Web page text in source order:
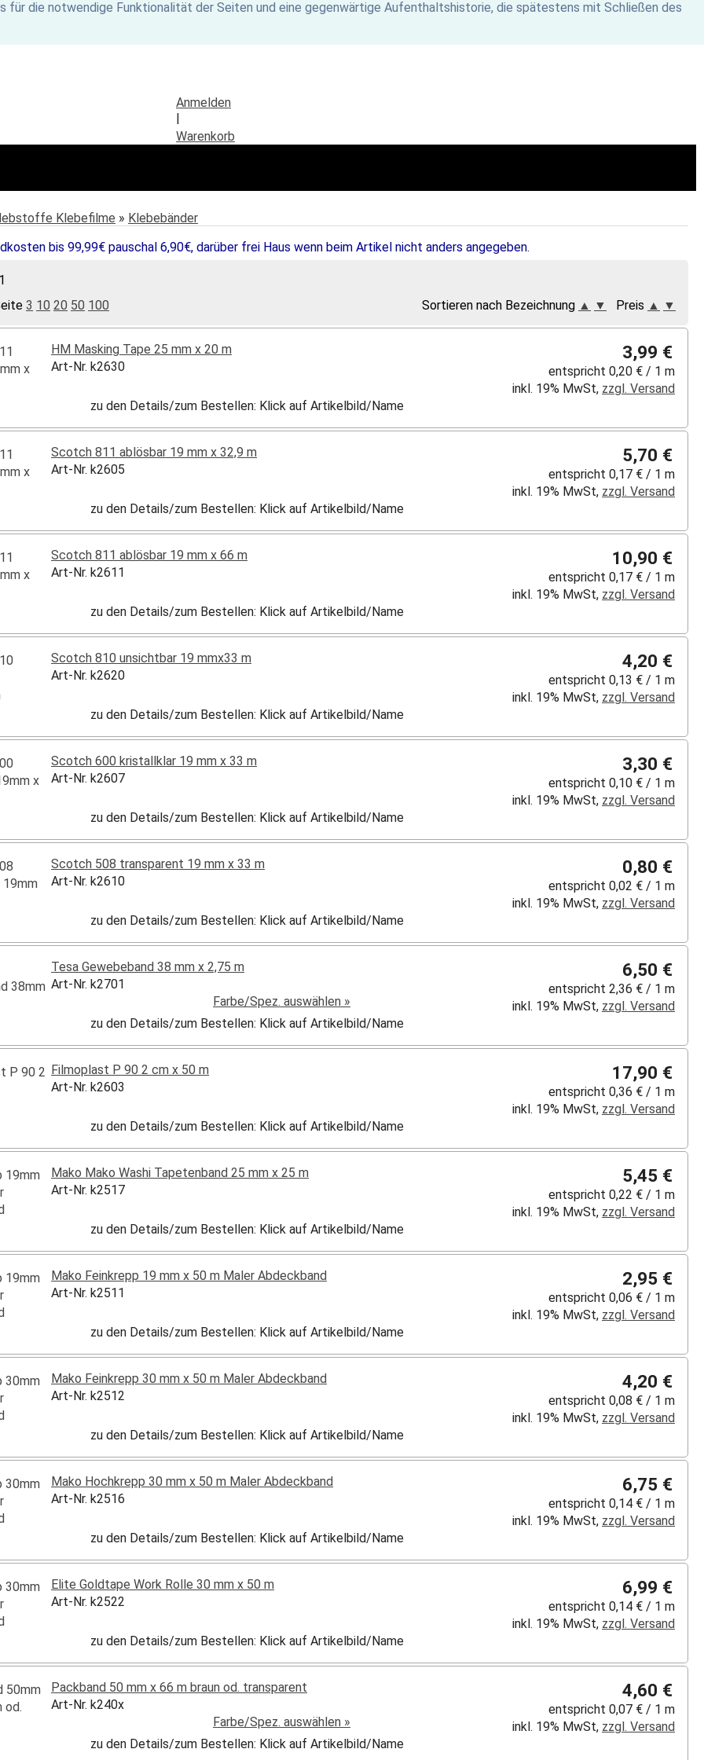
für die notwendige Funktionalität der Seiten und eine gegenwärtige Aufenthaltshistorie, die spätestens mit Schließen des
Anmelden
|
Warenkorb
Klebefilme » Klebebänder
bis 99,99€ pauschal 6,90€, darüber frei Haus wenn beim Artikel nicht anders angegeben.
3 10 20 50 100 Sortieren nach Bezeichnung ▲ ▼ Preis ▲ ▼
3,99 €
entspricht 0,20 € / 1 m
inkl. 19% MwSt, zzgl. Versand
HM Masking Tape 25 mm x 20 m
Art-Nr. k2630
zu den Details/zum Bestellen: Klick auf Artikelbild/Name
5,70 €
entspricht 0,17 € / 1 m
inkl. 19% MwSt, zzgl. Versand
Scotch 811 ablösbar 19 mm x 32,9 m
Art-Nr. k2605
zu den Details/zum Bestellen: Klick auf Artikelbild/Name
10,90 €
entspricht 0,17 € / 1 m
inkl. 19% MwSt, zzgl. Versand
Scotch 811 ablösbar 19 mm x 66 m
Art-Nr. k2611
zu den Details/zum Bestellen: Klick auf Artikelbild/Name
4,20 €
entspricht 0,13 € / 1 m
inkl. 19% MwSt, zzgl. Versand
Scotch 810 unsichtbar 19 mmx33 m
Art-Nr. k2620
zu den Details/zum Bestellen: Klick auf Artikelbild/Name
3,30 €
entspricht 0,10 € / 1 m
inkl. 19% MwSt, zzgl. Versand
Scotch 600 kristallklar 19 mm x 33 m
Art-Nr. k2607
zu den Details/zum Bestellen: Klick auf Artikelbild/Name
0,80 €
entspricht 0,02 € / 1 m
inkl. 19% MwSt, zzgl. Versand
Scotch 508 transparent 19 mm x 33 m
Art-Nr. k2610
zu den Details/zum Bestellen: Klick auf Artikelbild/Name
6,50 €
entspricht 2,36 € / 1 m
inkl. 19% MwSt, zzgl. Versand
Tesa Gewebeband 38 mm x 2,75 m
Art-Nr. k2701
Farbe/Spez. auswählen »
zu den Details/zum Bestellen: Klick auf Artikelbild/Name
17,90 €
entspricht 0,36 € / 1 m
inkl. 19% MwSt, zzgl. Versand
Filmoplast P 90 2 cm x 50 m
Art-Nr. k2603
zu den Details/zum Bestellen: Klick auf Artikelbild/Name
5,45 €
entspricht 0,22 € / 1 m
inkl. 19% MwSt, zzgl. Versand
Mako Mako Washi Tapetenband 25 mm x 25 m
Art-Nr. k2517
zu den Details/zum Bestellen: Klick auf Artikelbild/Name
2,95 €
entspricht 0,06 € / 1 m
inkl. 19% MwSt, zzgl. Versand
Mako Feinkrepp 19 mm x 50 m Maler Abdeckband
Art-Nr. k2511
zu den Details/zum Bestellen: Klick auf Artikelbild/Name
4,20 €
entspricht 0,08 € / 1 m
inkl. 19% MwSt, zzgl. Versand
Mako Feinkrepp 30 mm x 50 m Maler Abdeckband
Art-Nr. k2512
zu den Details/zum Bestellen: Klick auf Artikelbild/Name
6,75 €
entspricht 0,14 € / 1 m
inkl. 19% MwSt, zzgl. Versand
Mako Hochkrepp 30 mm x 50 m Maler Abdeckband
Art-Nr. k2516
zu den Details/zum Bestellen: Klick auf Artikelbild/Name
6,99 €
entspricht 0,14 € / 1 m
inkl. 19% MwSt, zzgl. Versand
Elite Goldtape Work Rolle 30 mm x 50 m
Art-Nr. k2522
zu den Details/zum Bestellen: Klick auf Artikelbild/Name
4,60 €
entspricht 0,07 € / 1 m
inkl. 19% MwSt, zzgl. Versand
Packband 50 mm x 66 m braun od. transparent
Art-Nr. k240x
Farbe/Spez. auswählen »
zu den Details/zum Bestellen: Klick auf Artikelbild/Name